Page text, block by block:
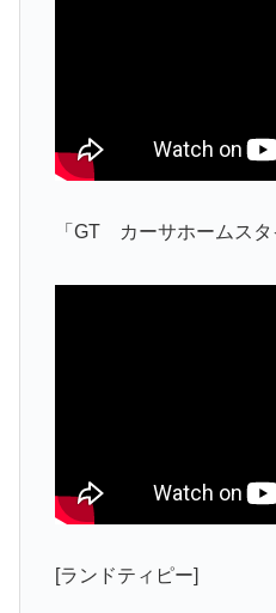
「GT カーサホームスタ
[ランドティピー]